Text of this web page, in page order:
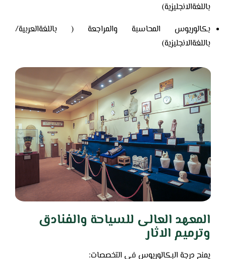
باللغةالانجليزية)
بكالوريوس المحاسبة والمراجعة ( باللغةالعربية/
باللغةالانجليزية)
المعهد العالى للسياحة والفنادق
وترميم الاثار
يمنح درجة البكالوريوس في التخصصات: